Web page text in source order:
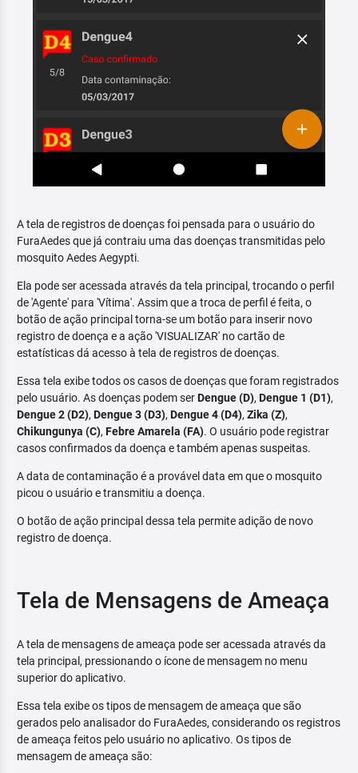
A tela de registros de doenças foi pensada para o usuário do
FuraAedes que já contraiu uma das doenças transmitidas pelo
mosquito Aedes Aegypti.
Ela pode ser acessada através da tela principal, trocando o perfil
de 'Agente' para 'Vítima'. Assim que a troca de perfil é feita, o
botão de ação principal torna-se um botão para inserir novo
registro de doença e a ação 'VISUALIZAR' no cartão de
estatísticas dá acesso à tela de registros de doenças.
Essa tela exibe todos os casos de doenças que foram registrados
pelo usuário. As doenças podem serDengue (D), Dengue 1 (D1),
Dengue 2 (D2), Dengue 3 (D3), Dengue 4 (D4), Zika (Z),
Chikungunya (C), Febre Amarela (FA). O usuário pode registrar
casos confirmados da doença e também apenas suspeitas.
A data de contaminação é a provável data em que o mosquito
picou o usuário e transmitiu a doença.
O botão de ação principal dessa tela permite adição de novo
registro de doença.
Tela de Mensagens de Ameaça
A tela de mensagens de ameaça pode ser acessada através da
tela principal, pressionando o ícone de mensagem no menu
superior do aplicativo.
Essa tela exibe os tipos de mensagem de ameaça que são
gerados pelo analisador do FuraAedes, considerando os registros
de ameaça feitos pelo usuário no aplicativo. Os tipos de
mensagem de ameaça são: